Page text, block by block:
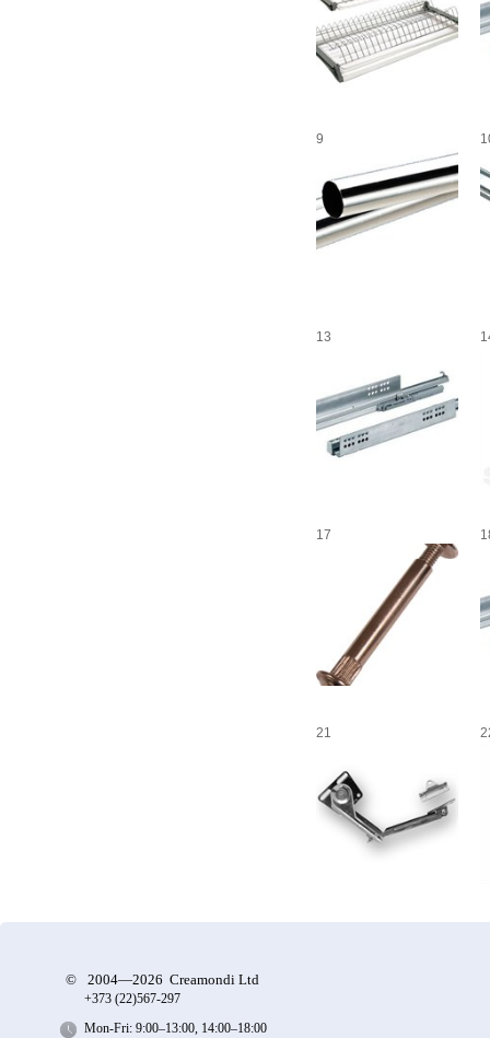
9
13
17
21
© 2004—2026 Creamondi Ltd
+373 (22)567-297
Mon-Fri: 9:00–13:00, 14:00–18:00